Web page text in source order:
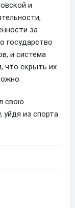
и
за
государство
и система
что скрыть их
свою
уйдя из спорта